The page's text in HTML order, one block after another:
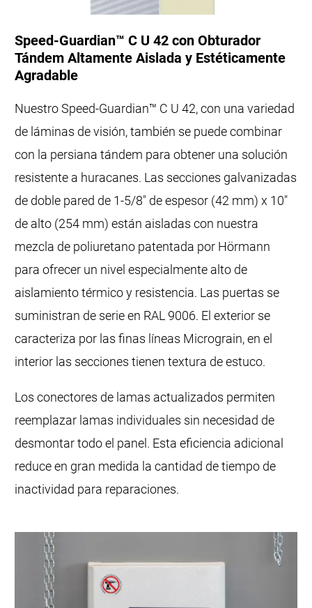
Speed-Guardian™ C U 42 con Obturador
Tándem Altamente Aislada y Estéticamente
Agradable
Nuestro Speed-Guardian™ C U 42, con una variedad
de láminas de visión, también se puede combinar
con la persiana tándem para obtener una solución
resistente a huracanes. Las secciones galvanizadas
de doble pared de 1-5/8" de espesor (42 mm) x 10"
de alto (254 mm) están aisladas con nuestra
mezcla de poliuretano patentada por Hörmann
para ofrecer un nivel especialmente alto de
aislamiento térmico y resistencia. Las puertas se
suministran de serie en RAL 9006. El exterior se
caracteriza por las finas líneas Micrograin, en el
interior las secciones tienen textura de estuco.
Los conectores de lamas actualizados permiten
reemplazar lamas individuales sin necesidad de
desmontar todo el panel. Esta eficiencia adicional
reduce en gran medida la cantidad de tiempo de
inactividad para reparaciones.